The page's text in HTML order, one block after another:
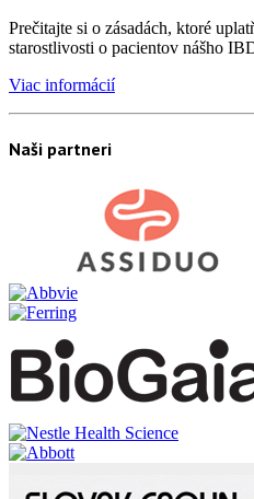
Prečitajte si o zásadách, ktoré
starostlivosti o pacientov nášho
Viac informácií
Naši partneri